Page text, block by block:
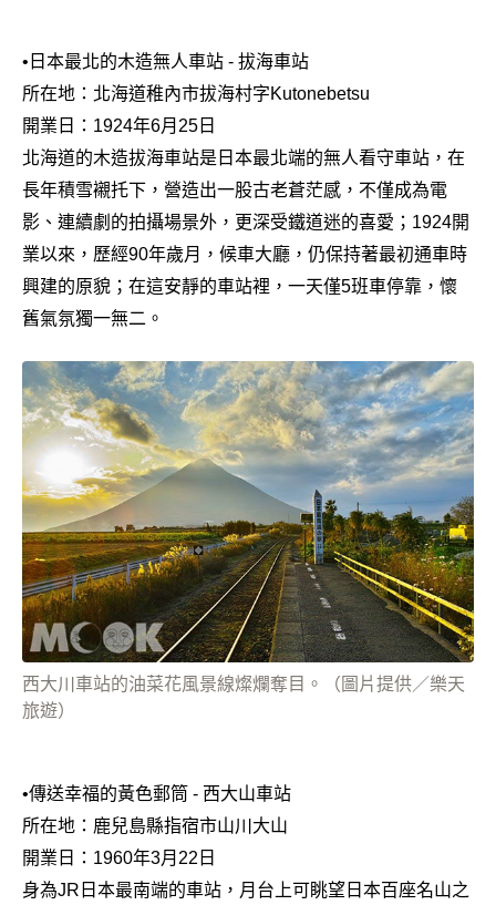
• 日本最北的木造無人車站 - 拔海車站
所在地：北海道稚內市拔海村字Kutonebetsu
開業日：1924年6月25日
北海道的木造拔海車站是日本最北端的無人看守車站，在
長年積雪襯托下，營造出一股古老蒼茫感，不僅成為電
影、連續劇的拍攝場景外，更深受鐵道迷的喜愛；1924開
業以來，歷經90年歲月，候車大廳，仍保持著最初通車時
興建的原貌；在這安靜的車站裡，一天僅5班車停靠，懷
舊氣氛獨一無二。
西大川車站的油菜花風景線燦爛奪目。（圖片提供／樂天
旅遊）
•傳送幸福的黃色郵筒 - 西大山車站
所在地：鹿兒島縣指宿市山川大山
開業日：1960年3月22日
身為JR日本最南端的車站，月台上可眺望日本百座名山之